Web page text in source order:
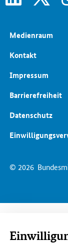
© 2026
Medienraum
Kontakt
Impressum
Barrierefreiheit
Datenschutz